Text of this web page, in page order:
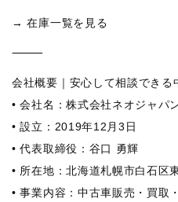
→ 在庫一覧を見る
⸻
会社概要｜安心して相談できる
• 会社名：株式会社ネオジャパ
• 設立：2019年12月3日
• 代表取締役：谷口 勇輝
• 所在地：北海道札幌市白石区
• 事業内容：中古車販売・買取